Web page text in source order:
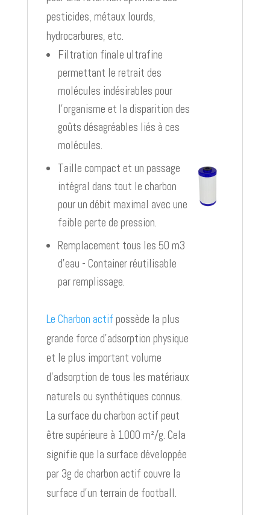
pesticides, métaux lourds,
hydrocarbures, etc.
Filtration finale ultrafine
permettant le retrait des
molécules indésirables pour
l’organisme et la disparition des
goûts désagréables liés à ces
molécules.
Taille compact et un passage
intégral dans tout le charbon
pour un débit maximal avec une
faible perte de pression.
Remplacement tous les 50 m3
d’eau - Container réutilisable
par remplissage.
Le Charbon actif possède la plus
grande force d’adsorption physique
et le plus important volume
d’adsorption de tous les matériaux
naturels ou synthétiques connus.
La surface du charbon actif peut
être supérieure à 1000 m²/g. Cela
signifie que la surface développée
par 3g de charbon actif couvre la
surface d’un terrain de football.